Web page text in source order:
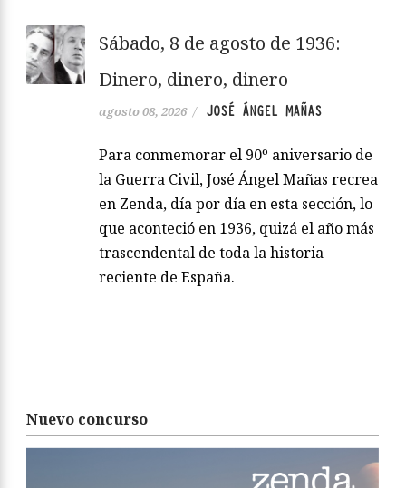
Sábado, 8 de agosto de 1936:
Dinero, dinero, dinero
agosto 08, 2026 / JOSÉ ÁNGEL MAÑAS
Para conmemorar el 90º aniversario de
la Guerra Civil, José Ángel Mañas recrea
en Zenda, día por día en esta sección, lo
que aconteció en 1936, quizá el año más
trascendental de toda la historia
reciente de España.
Nuevo concurso